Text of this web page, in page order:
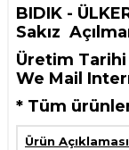
BIDIK -
Sakız
Üretim Tarihi
We Mail
* Tüm
Ürün Açıklaması